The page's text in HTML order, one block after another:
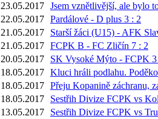
23.05.2017 Jsem vznětlivější, ale bylo
22.05.2017 Pardálové - D plus 3 : 2
21.05.2017
Starší žáci (U15) - AFK
21.05.2017 FCPK B - FC Zličín 7 : 2
20.05.2017
SK Vysoké Mýto - FCPK
18.05.2017 Kluci hráli podlahu.
18.05.2017 Přeju Kopanině záchranu,
18.05.2017
Sestřih Divize FCPK vs
13.05.2017
Sestřih Divize FCPK vs